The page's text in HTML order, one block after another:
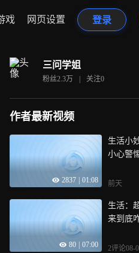
戏 网页设置 登录
三问学姐
粉丝2.3万 | 关注0
作者最新视频
2837 01:08
生活小
小心警
前天
80 07:00
生活：
来到底
2评论08-